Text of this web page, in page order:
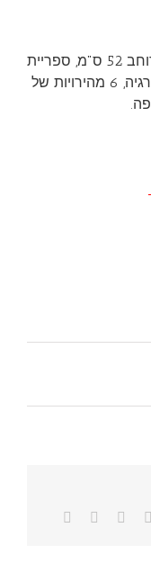
קומבי משולב/ אדים גם מסך Toch, רוחב 52 ס"מ, ספריית
תוכניות עם 9 שלבי בישול, חסכיון באנרגיה, 6 מהירויות של